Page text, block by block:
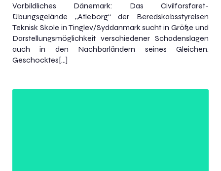
Vorbildliches Dänemark: Das Civilforsfaret-
Übungsgelände „Atleborg“ der Beredskabsstyrelsen
Teknisk Skole in Tinglev/Syddanmark sucht in Größe und
Darstellungsmöglichkeit verschiedener Schadenslagen
auch in den Nachbarländern seines Gleichen.
Geschocktes[…]